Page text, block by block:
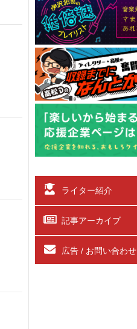
ライター紹介
記事アーカイブ
広告 / お問い合わせ